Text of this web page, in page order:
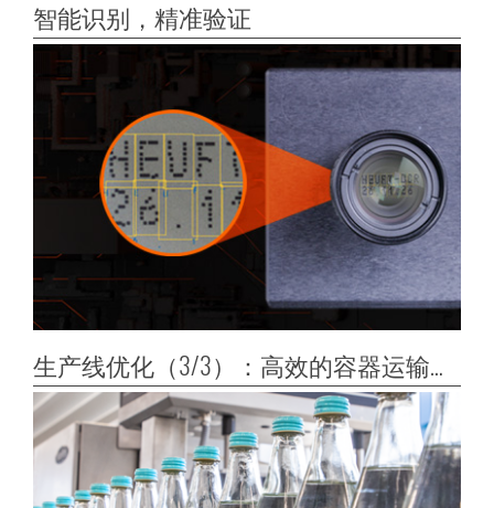
智能识别，精准验证
生产线优化（3/3）：高效的容器运输控制